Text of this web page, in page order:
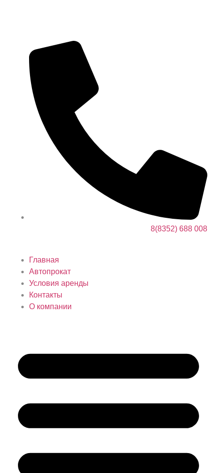
8(8352) 688 008
Главная
Автопрокат
Условия аренды
Контакты
О компании